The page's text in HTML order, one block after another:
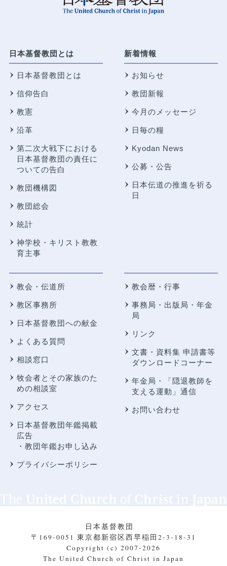
日本基督教団とは
日本基督教団とは
信仰告白
教憲
沿革
第二次大戦下における
日本基督教団の責任に
ついての告白
教団機構図
教団総会
統計
神学校・キリスト教教
育主事
新着情報
お知らせ
教団新報
今月のメッセージ
日毎の糧
Kyodan News
公募・公告
日本伝道の推進を祈る
日
教会・伝道所
教区事務所
日本基督教団への献金
よくある質問
相談窓口
牧会者とその家族のた
めの相談室
アクセス
日本基督教団年鑑掲載
広告
・教団年鑑お申し込み
プライバシーポリシー
教会暦・行事
事務局・出版局・年金
局
リンク
文書・資料集 申請書等
ダウンロードコーナー
年金局・
「隠退教師を
支える運動」通信
お問い合わせ
日本基督教団
〒169-0051 東京都新宿区西早稲田2-3-18-31
Copyright (c) 2007-2026
The United Church of Christ in Japan